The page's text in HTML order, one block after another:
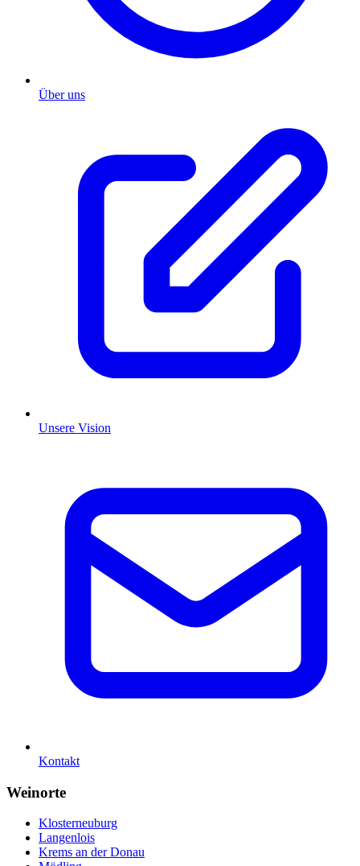
Über uns
Unsere Vision
Kontakt
Weinorte
Klosterneuburg
Langenlois
Krems an der Donau